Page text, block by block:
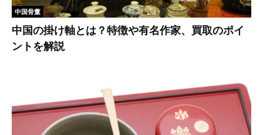
中国骨董
中国の掛け軸とは？特徴や有名作家、買取のポイ
ントを解説